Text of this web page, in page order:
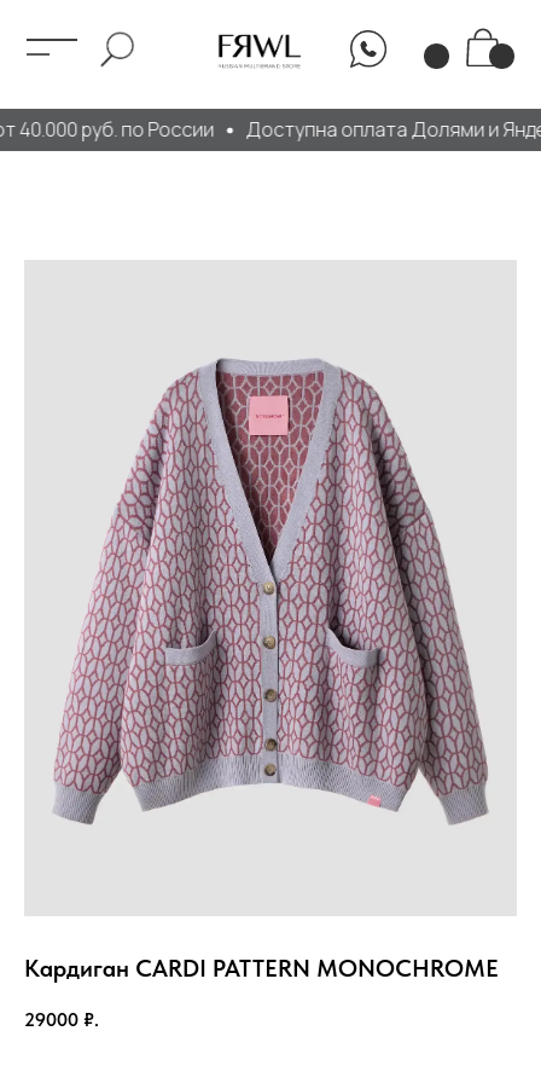
40.000 руб. по России Доступна оплата Долями и
Кардиган CARDI PATTERN MONOCHROME
29000 ₽.